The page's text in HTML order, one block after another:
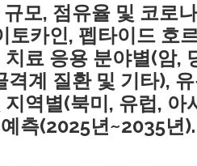
모, 점유율 및 코로
카인, 펩타이드 호
료 응용 분야별(암,
계 질환 및 기타),
역별(북미, 유럽, 아
측(2025년~2035년).